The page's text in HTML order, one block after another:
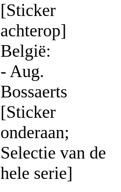
[Sticker
achterop]
België:
- Aug.
Bossaerts
[Sticker
onderaan;
Selectie van de
hele serie]